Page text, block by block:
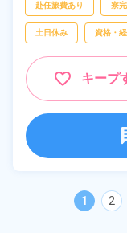
赴任旅費あり 寮
土日休み 資格・
キープ
1 2